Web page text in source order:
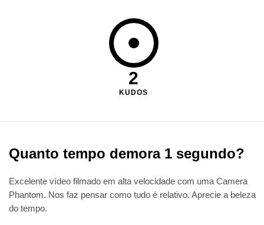
2
KUDOS
Quanto tempo demora 1 segundo?
Excelente vídeo filmado em alta velocidade com uma Camera
Phantom. Nos faz pensar como tudo é relativo. Aprecie a beleza
do tempo.